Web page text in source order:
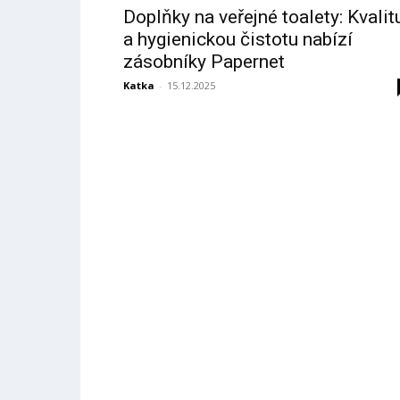
Doplňky na veřejné toalety:
a hygienickou čistotu nabízí
zásobníky Papernet
Katka - 15.12.2025